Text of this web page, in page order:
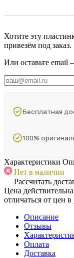
Хотите эту
привезём под заказ.
Или оставьте email
Бесплатная
100%
Характеристики
Нет в наличии
Рассчитать
Цена
отличаться от цен
Описание
Отзывы
Оплата
Доставка